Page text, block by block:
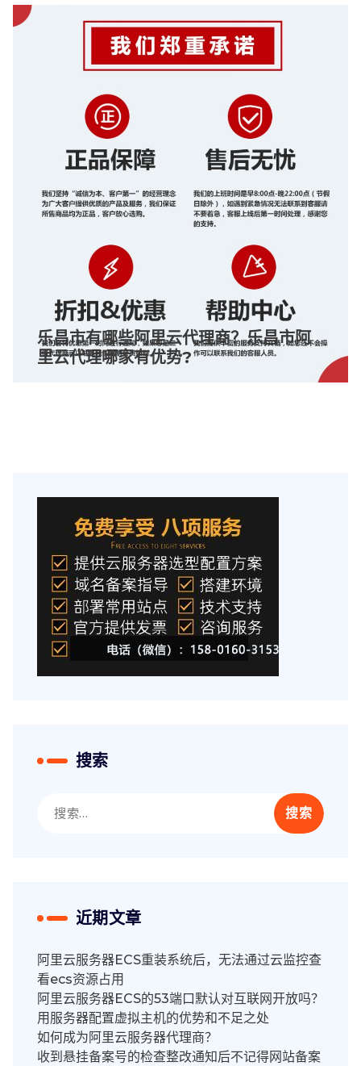
乐昌市有哪些阿里云代理商？乐昌市阿
里云代理哪家有优势?
搜索
索：
近期文章
阿里云服务器ECS重装系统后，无法通过云监控查
看ecs资源占用
阿里云服务器ECS的53端口默认对互联网开放吗？
用服务器配置虚拟主机的优势和不足之处
如何成为阿里云服务器代理商？
收到悬挂备案号的检查整改通知后不记得网站备案